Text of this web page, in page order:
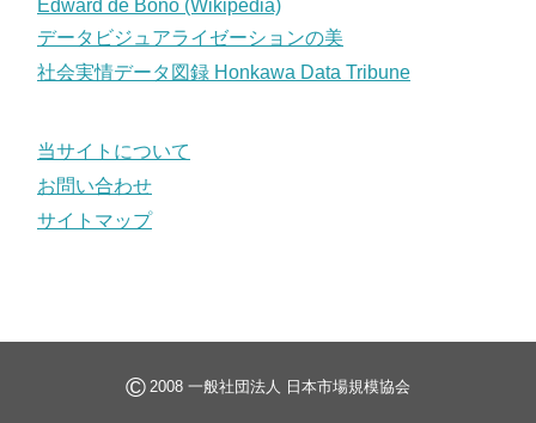
Edward de Bono (Wikipedia)
データビジュアライゼーションの美
社会実情データ図録 Honkawa Data Tribune
当サイトについて
お問い合わせ
サイトマップ
© 2008 一般社団法人 日本市場規模協会